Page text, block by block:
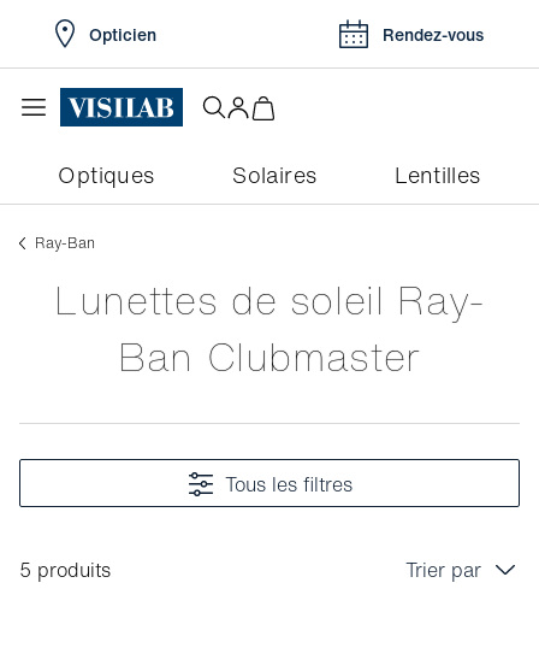
Opticien Rendez-vous
Optiques Solaires Lentilles
Ray-Ban
Lunettes de soleil Ray-
Ban Clubmaster
Tous les filtres
5 produits
Trier par